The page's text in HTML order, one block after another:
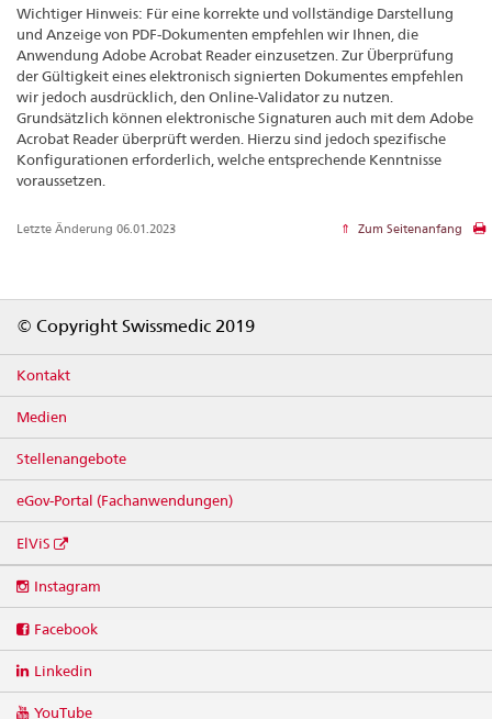
Wichtiger Hinweis: Für eine korrekte und vollständige Darstellung
und Anzeige von PDF-Dokumenten empfehlen wir Ihnen, die
Anwendung Adobe Acrobat Reader einzusetzen. Zur Überprüfung
der Gültigkeit eines elektronisch signierten Dokumentes empfehlen
wir jedoch ausdrücklich, den Online-Validator zu nutzen.
Grundsätzlich können elektronische Signaturen auch mit dem Adobe
Acrobat Reader überprüft werden. Hierzu sind jedoch spezifische
Konfigurationen erforderlich, welche entsprechende Kenntnisse
voraussetzen.
Letzte Änderung 06.01.2023 Zum Seitenanfang
© Copyright Swissmedic 2019
Kontakt
Medien
Stellenangebote
eGov-Portal (Fachanwendungen)
ElViS
media
Instagram
Facebook
Linkedin
YouTube